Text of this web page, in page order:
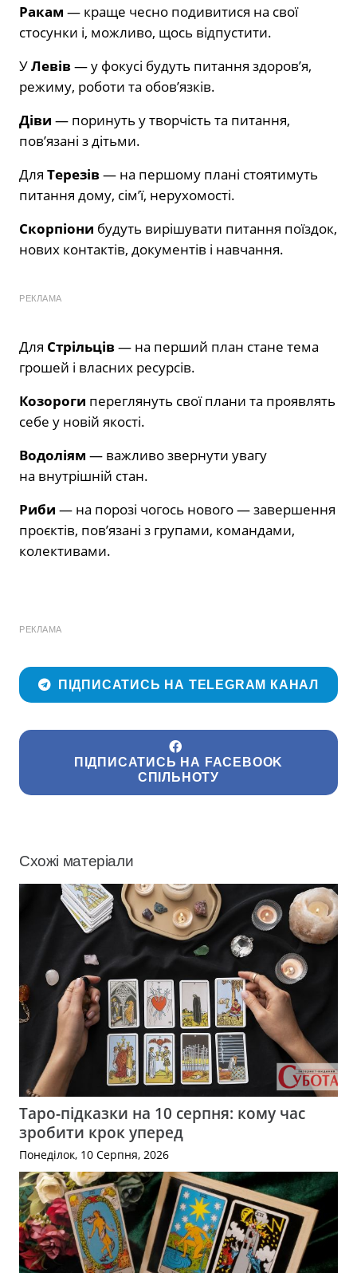
Ракам — краще чесно подивитися на свої
стосунки і, можливо, щось відпустити.
УЛевів— у фокусі будуть питання здоров’я,
режиму, роботи та обов’язків.
Діви — поринуть у творчість та питання,
пов’язані з дітьми.
Для Терезів— на першому плані стоятимуть
питання дому, сім’ї, нерухомості.
Скорпіони будуть вирішувати питання поїздок,
нових контактів, документів і навчання.
РЕКЛАМА
Для Стрільців— на перший план стане тема
грошей і власних ресурсів.
Козороги переглянуть свої плани та проявлять
себе у новій якості.
Водоліям — важливо звернути увагу
на внутрішній стан.
Риби — на порозі чогось нового — завершення
проєктів, пов’язані з групами, командами,
колективами.
РЕКЛАМА
ПІДПИСАТИСЬ НА TELEGRAM КАНАЛ
ПІДПИСАТИСЬ НА FACEBOOK
СПІЛЬНОТУ
Схожі матеріали
Таро-підказки на 10 серпня: кому час
зробити крок уперед
Понеділок, 10 Серпня, 2026